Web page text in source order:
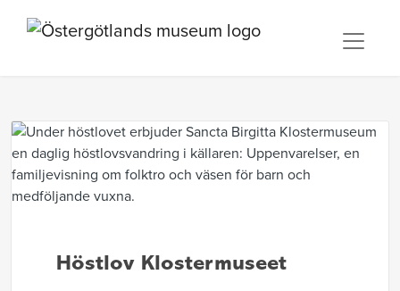
Höstlov Klostermuseet